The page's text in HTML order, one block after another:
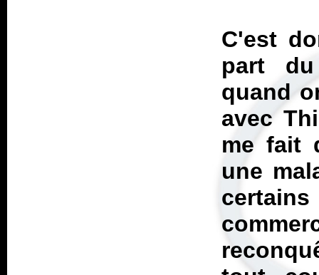
C'est
part du
quand
avec
me fait
une